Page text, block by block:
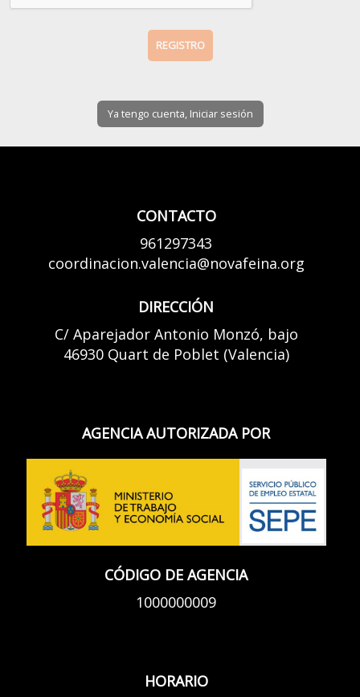
Ya tengo cuenta, Iniciar sesión
CONTACTO
961297343
coordinacion.valencia@novafeina.org
DIRECCIÓN
C/ Aparejador Antonio Monzó, bajo
46930 Quart de Poblet (Valencia)
AGENCIA AUTORIZADA POR
CÓDIGO DE AGENCIA
1000000009
HORARIO